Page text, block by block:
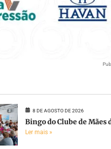
8 DE AGOSTO DE 2026
Bingo do Clube de Mães
Ler mais »